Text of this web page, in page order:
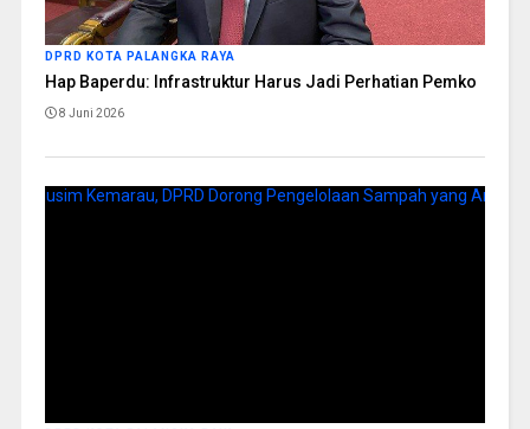
DPRD KOTA PALANGKA RAYA
Hap Baperdu: Infrastruktur Harus Jadi Perhatian Pemko
8 Juni 2026